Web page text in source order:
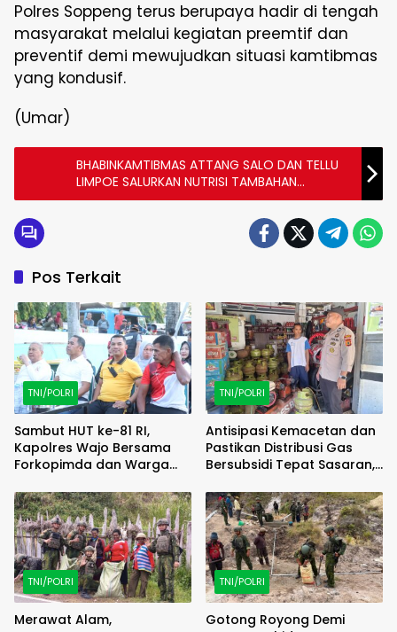
Polres Soppeng terus berupaya hadir di tengah
masyarakat melalui kegiatan preemtif dan
preventif demi mewujudkan situasi kamtibmas
yang kondusif.
(Umar)
BHABINKAMTIBMAS ATTANG SALO DAN TELLU
LIMPOE SALURKAN NUTRISI TAMBAHAN
PROGRAM “GENTING” CEGAH STUNTING
Pos Terkait
TNI/POLRI
Sambut HUT ke-81 RI,
Kapolres Wajo Bersama
Forkopimda dan Warga
Karung
TNI/POLRI
Antisipasi Kemacetan dan
Pastikan Distribusi Gas
Bersubsidi Tepat Sasaran,
Patroli
TNI/POLRI
Merawat Alam,
TNI/POLRI
Gotong Royong Demi